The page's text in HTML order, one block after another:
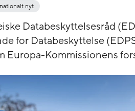
nyt
Databeskyttelsesråd
for Databeskyttelse
Europa-Kommissionens